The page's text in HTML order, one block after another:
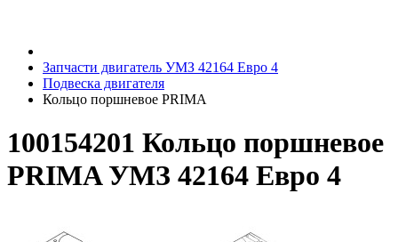
Запчасти двигатель УМЗ 42164 Евро 4
Подвеска двигателя
Кольцо поршневое PRIMA
100154201 Кольцо поршневое
PRIMA УМЗ 42164 Евро 4